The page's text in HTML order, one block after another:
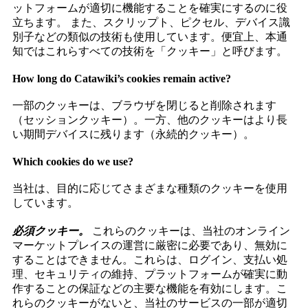
ットフォームが適切に機能することを確実にするのに役
立ちます。 また、スクリップト、ピクセル、デバイス識
別子などの類似の技術も使用しています。便宜上、本通
知ではこれらすべての技術を「クッキー」と呼びます。
How long do Catawiki’s cookies remain active?
一部のクッキーは、ブラウザを閉じると削除されます
（セッションクッキー）。一方、他のクッキーはより長
い期間デバイスに残ります（永続的クッキー）。
Which cookies do we use?
当社は、目的に応じてさまざまな種類のクッキーを使用
しています。
必須クッキー。
これらのクッキーは、当社のオンライン
マーケットプレイスの運営に厳密に必要であり、無効に
することはできません。これらは、ログイン、支払い処
理、セキュリティの維持、プラットフォームが確実に動
作することの保証などの主要な機能を有効にします。こ
れらのクッキーがないと、当社のサービスの一部が適切